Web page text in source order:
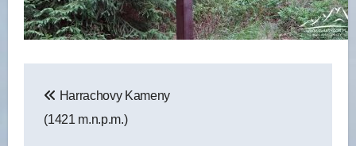
wpisu
Harrachovy Kameny
(1421 m.n.p.m.)